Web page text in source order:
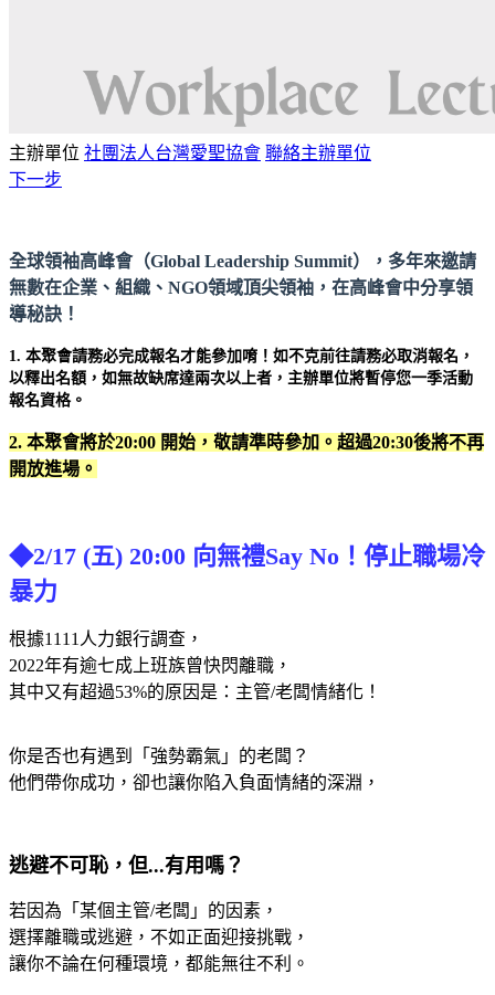
主辦單位 社團法人台灣愛聖協會 聯絡主辦單位
下一步
全球領袖高峰會（Global Leadership Summit），多年來邀請
無數在企業、組織、NGO領域頂尖領袖，在高峰會中分享領
導秘訣！
1. 本聚會請務必完成報名才能參加唷！如不克前往請務必取消報名，
以釋出名額，如無故缺席達兩次以上者，主辦單位將暫停您一季活動
報名資格。
2. 本聚會將於20:00 開始，敬請準時參加。超過20:30後將不再
開放進場。
◆2/17 (五) 20:00 向無禮Say No！停止職場冷
暴力
根據1111人力銀行調查，
2022年有逾七成上班族曾快閃離職，
其中又有超過53%的原因是：主管/老闆情緒化！
你是否也有遇到「強勢霸氣」的老闆？
他們帶你成功，卻也讓你陷入負面情緒的深淵，
逃避不可恥，但...有用嗎？
若因為「某個主管/老闆」的因素，
選擇離職或逃避，不如正面迎接挑戰，
讓你不論在何種環境，都能無往不利。